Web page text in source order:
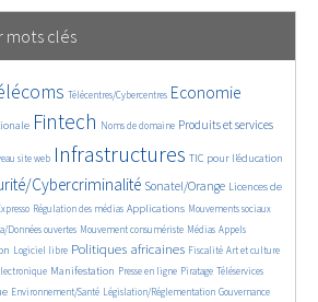
mots clés
Télécentres/Cybercentres Economie
Fintech Noms de domaine Produits et services
site web Infrastructures TIC pour l’éducation
Cybercriminalité Sonatel/Orange Licences de
Régulation des médias Applications Mouvements sociaux
Données ouvertes Mouvement consumériste Médias Appels
Logiciel libre Politiques africaines Fiscalité Art et culture
Manifestation Presse en ligne Piratage Téléservices
Environnement/Santé Législation/Réglementation Gouvernance